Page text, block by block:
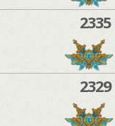
2335
2329